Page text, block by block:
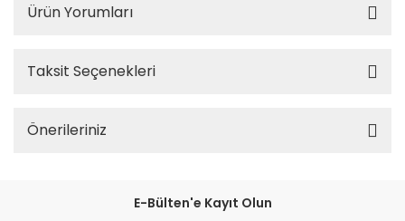
Ürün Yorumları
Taksit Seçenekleri
Önerileriniz
E-Bülten'e Kayıt Olun